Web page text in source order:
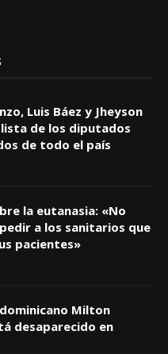
Luis Báez y Jheyson
lista de los diputados
de todo el país
la eutanasia: «No
a los sanitarios que
pacientes»
Milton
desaparecido en